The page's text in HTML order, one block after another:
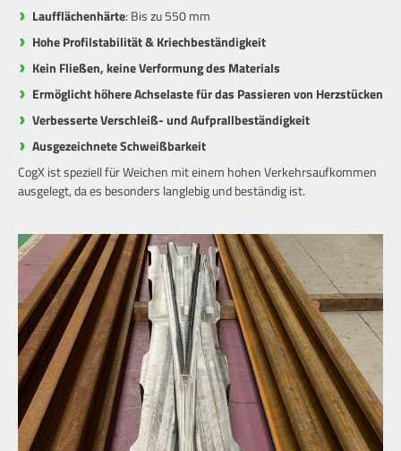
Laufflächenhärte: Bis zu 550 mm
Hohe Profilstabilität & Kriechbeständigkeit
Kein Fließen, keine Verformung des Materials
Ermöglicht höhere Achselaste für das Passieren von Herzstücken
Verbesserte Verschleiß- und Aufprallbeständigkeit
Ausgezeichnete Schweißbarkeit
CogX ist speziell für Weichen mit einem hohen Verkehrsaufkommen
ausgelegt, da es besonders langlebig und beständig ist.